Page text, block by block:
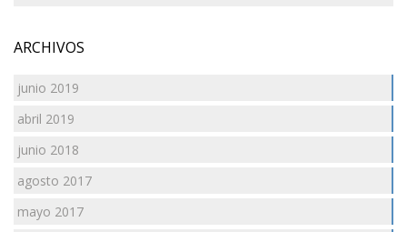
ARCHIVOS
junio 2019
abril 2019
junio 2018
agosto 2017
mayo 2017